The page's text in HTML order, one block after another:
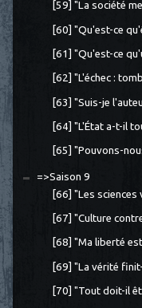
[59] "La société
[60] "Qu'est-ce
[61] "Qu'est-ce
[62] "L'échec :
[63] "Suis-je
[64] "L'État a-t-il
[65] "Pouvons-
=>Saison 9
[66] "Les
[67] "Culture
[68] "Ma liberté
[69] "La vérité
[70] "Tout doit-il